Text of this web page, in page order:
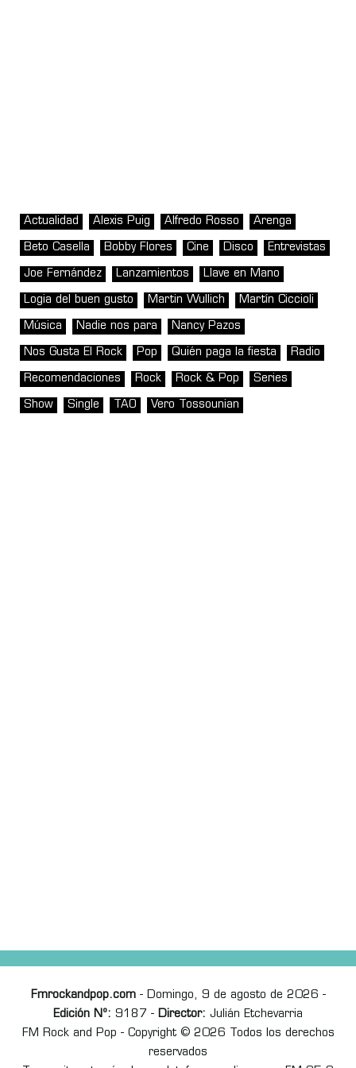
Actualidad Alexis Puig Alfredo Rosso Arenga
Beto Casella Bobby Flores Cine Disco Entrevistas
Joe Fernández Lanzamientos Llave en Mano
Logia del buen gusto Martin Wullich Martín Ciccioli
Música Nadie nos para Nancy Pazos
Nos Gusta El Rock Pop Quién paga la fiesta Radio
Recomendaciones Rock Rock & Pop Series
Show Single TAO Vero Tossounian
Fmrockandpop.com- Domingo, 9 de agosto de 2026 -
Edición Nº: 9187 - Director: Julián Etchevarria
FM Rock and Pop - Copyright © 2026 Todos los derechos
reservados